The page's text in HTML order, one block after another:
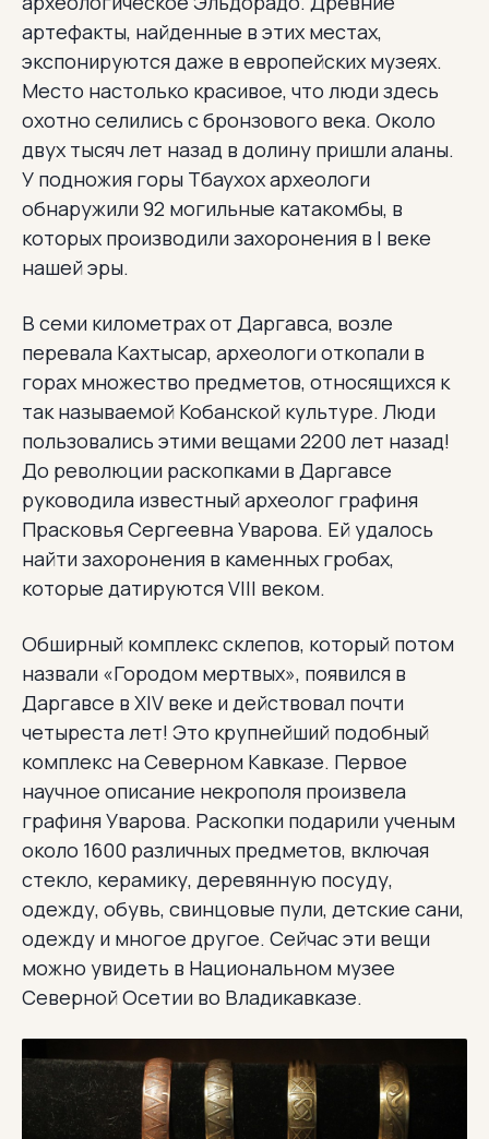
артефакты, найденные в этих местах,
экспонируются даже в европейских музеях.
Место настолько красивое, что люди здесь
охотно селились с бронзового века. Около
двух тысяч лет назад в долину пришли аланы.
У подножия горы Тбаухох археологи
обнаружили 92 могильные катакомбы, в
которых производили захоронения в I веке
нашей эры.
В семи километрах от Даргавса, возле
перевала Кахтысар, археологи откопали в
горах множество предметов, относящихся к
так называемой Кобанской культуре. Люди
пользовались этими вещами 2200 лет назад!
До революции раскопками в Даргавсе
руководила известный археолог графиня
Прасковья Сергеевна Уварова. Ей удалось
найти захоронения в каменных гробах,
которые датируются VIII веком.
Обширный комплекс склепов, который потом
назвали «Городом мертвых», появился в
Даргавсе в XIV веке и действовал почти
четыреста лет! Это крупнейший подобный
комплекс на Северном Кавказе. Первое
научное описание некрополя произвела
графиня Уварова. Раскопки подарили ученым
около 1600 различных предметов, включая
стекло, керамику, деревянную посуду,
одежду, обувь, свинцовые пули, детские сани,
одежду и многое другое. Сейчас эти вещи
можно увидеть в Национальном музее
Северной Осетии во Владикавказе.